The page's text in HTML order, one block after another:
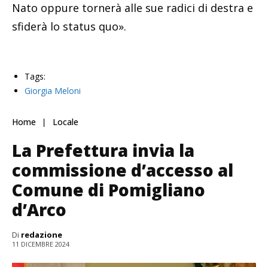
Nato oppure tornerà alle sue radici di destra e
sfiderà lo status quo».
Tags:
Giorgia Meloni
Home Locale
La Prefettura invia la
commissione d’accesso al
Comune di Pomigliano
d’Arco
Di redazione
11 DICEMBRE 2024